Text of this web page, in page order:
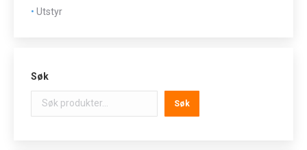
Utstyr
Søk
Søk